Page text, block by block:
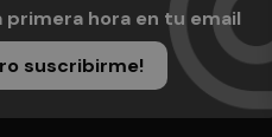
primera hora en tu email
suscribirme!